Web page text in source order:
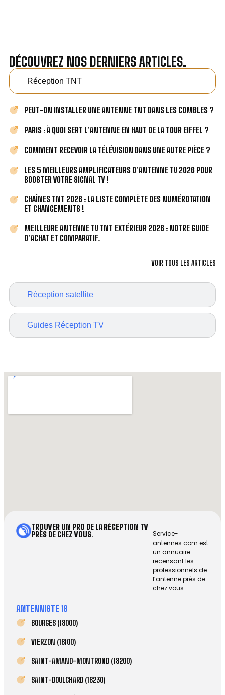
DÉCOUVREZ NOS DERNIERS ARTICLES.
Réception TNT
Réception satellite
Guides Réception TV
PEUT-ON INSTALLER UNE ANTENNE TNT DANS LES COMBLES ?
PARIS : À QUOI SERT L’ANTENNE EN HAUT DE LA TOUR EIFFEL ?
COMMENT RECEVOIR LA TÉLÉVISION DANS UNE AUTRE PIÈCE ?
LES 5 MEILLEURS AMPLIFICATEURS D’ANTENNE TV 2026 POUR
BOOSTER VOTRE SIGNAL TV !
CHAÎNES TNT 2026 : LA LISTE COMPLÈTE DES NUMÉROTATION
ET CHANGEMENTS !
MEILLEURE ANTENNE TV TNT EXTÉRIEUR 2026 : NOTRE GUIDE
D’ACHAT ET COMPARATIF.
VOIR TOUS LES ARTICLES
TROUVER UN PRO DE LA RÉCEPTION TV
PRÈS DE CHEZ VOUS.
Service-
antennes.com est
un annuaire
recensant les
professionnels de
l’antenne près de
chez vous.
ANTENNISTE 18
BOURGES (18000)
VIERZON (18100)
SAINT-AMAND-MONTROND (18200)
SAINT-DOULCHARD (18230)